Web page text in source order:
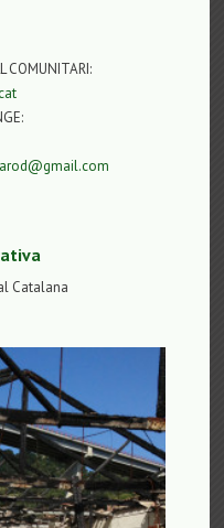
COMUNITARI:
Catalana